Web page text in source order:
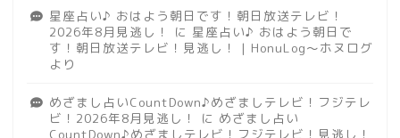
星座占い♪ おはよう朝日です！朝日放送テレビ！
2026年8月見逃し！
に 星座占い♪ おはよう朝日で
す！朝日放送テレビ！見逃し！ | HonuLog～ホヌログ
より
めざまし占いCountDown♪めざましテレビ！フジテレ
ビ！2026年8月見逃し！
に めざまし占い
CountDown♪めざましテレビ！フジテレビ！見逃し！